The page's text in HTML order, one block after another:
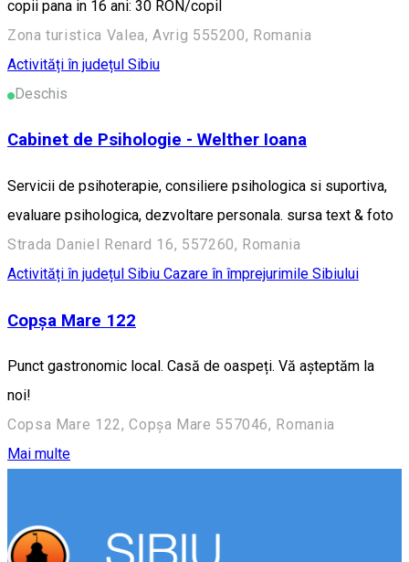
copii pana in 16 ani: 30 RON/copil
Zona turistica Valea, Avrig 555200, Romania
Activități în județul Sibiu
Deschis
Cabinet de Psihologie - Welther Ioana
Servicii de psihoterapie, consiliere psihologica si suportiva,
evaluare psihologica, dezvoltare personala. sursa text & foto
Strada Daniel Renard 16, 557260, Romania
Activități în județul Sibiu Cazare în împrejurimile Sibiului
Copșa Mare 122
Punct gastronomic local. Casă de oaspeți. Vă așteptăm la
noi!
Copsa Mare 122, Copșa Mare 557046, Romania
Mai multe